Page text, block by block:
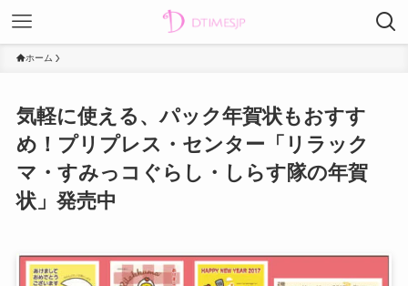
ホーム
気軽に使える、パック年賀状もおすす
め！プリプレス・センター「リラック
マ・すみっコぐらし・しらす隊の年賀
状」発売中